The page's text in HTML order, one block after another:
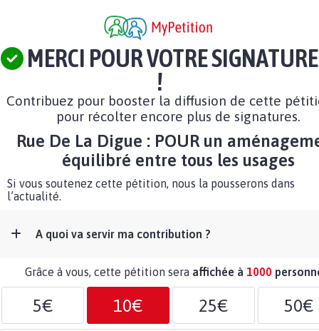
MERCI POUR VOTRE SIGNATURE
!
Contribuez pour booster la diffusion de cette
pour récolter encore plus de signatures.
Rue De La Digue : POUR un
équilibré entre tous les usages
Si vous soutenez cette pétition, nous la pousserons dans
l’actualité.
A quoi va servir ma contribution ?
Grâce à vous, cette pétition sera affichée à 1000
5€ 10€ 25€ 50€